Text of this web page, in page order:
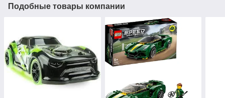
Подобные товары компании